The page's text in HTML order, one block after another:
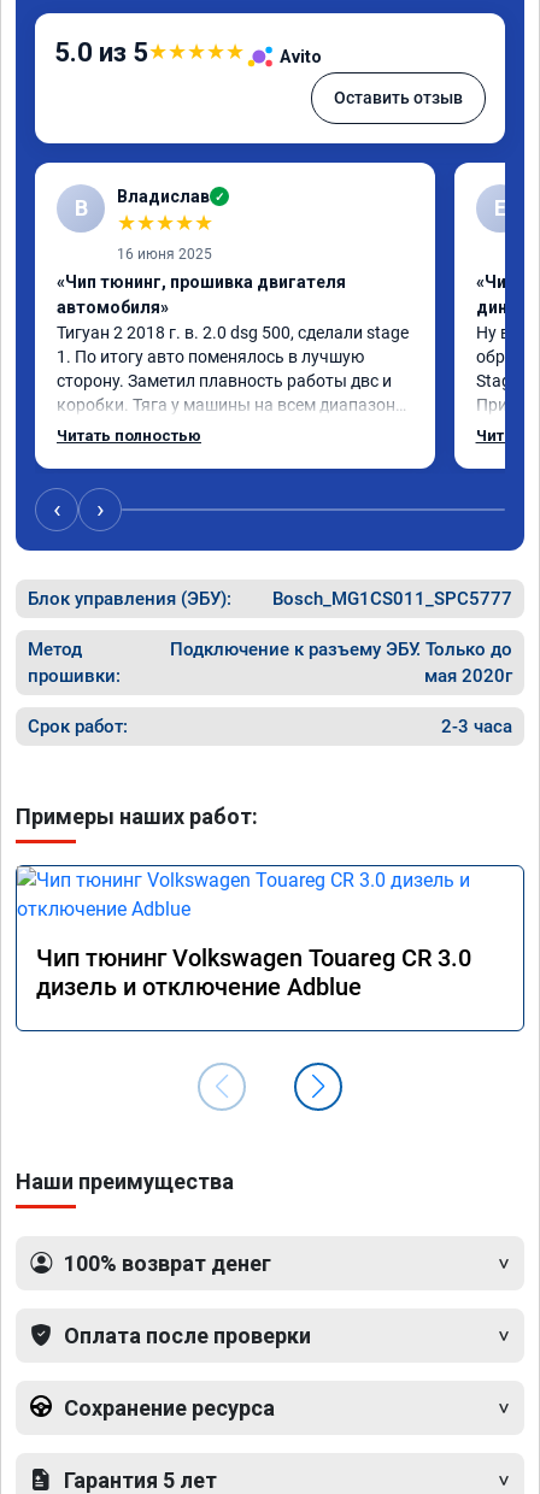
5.0 из 5★★★★★ Avito
Оставить отзыв
В Владислав ✓
★★★★★
16 июня 2025
«Чип тюнинг, прошивка двигателя
автомобиля»
Тигуан 2 2018 г. в. 2.0 dsg 500, сделали stage
1. По итогу авто поменялось в лучшую
сторону. Заметил плавность работы двс и
коробки. Тяга у машины на всем диапазоне.
Впервые увидел расход по трассе меньше 8
стоит этих денег. Знал бы, сделал раньше.
Читать полностью
Е
«Чип
Ну вот,
Stage 1
При
всегда
Хочу
После
Чему я
Читать
‹ ›
Блок управления (ЭБУ): Bosch_MG1CS011_SPC5777
Метод
прошивки:
Подключение к разъему ЭБУ. Только до
мая 2020г
Срок работ: 2-3 часа
Примеры наших работ:
Чип тюнинг Volkswagen Touareg CR 3.0
дизель и отключение Adblue
Наши преимущества
100% возврат денег
Оплата после проверки
Сохранение ресурса
Гарантия 5 лет